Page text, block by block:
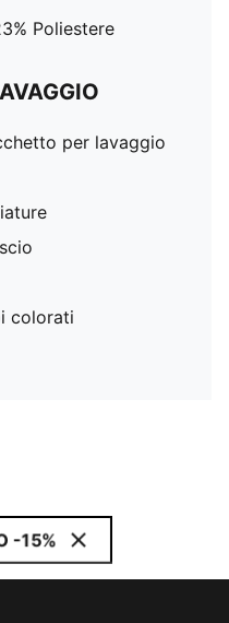
Poliestere
per lavaggio
colorati
-15%